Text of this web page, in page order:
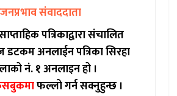
जनप्रभाव संवाददाता
पत्रिकाद्वारा संचालित
डटकम अनलाईन पत्रिका सिरहा
नं. १ अनलाइन हो ।
फल्लो गर्न सक्नुहुन्छ ।